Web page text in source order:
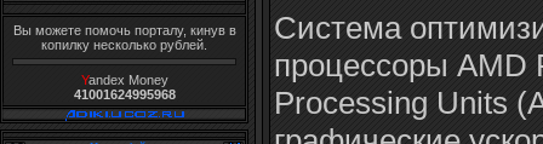
Вы можете помочь порталу, кинув в
копилку несколько рублей.
Yandex Money
41001624995968
Система
процессоры AMD
Processing Units